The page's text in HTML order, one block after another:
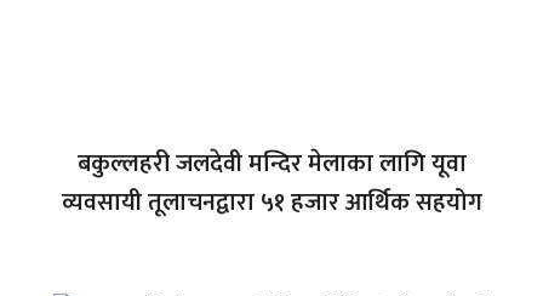
बकुल्लहरी जलदेवी मन्दिर मेलाका लागि यूवा
व्यवसायी तूलाचनद्वारा ५१ हजार आर्थिक सहयोग